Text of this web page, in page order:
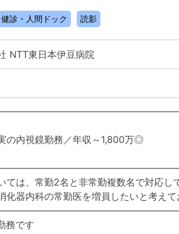
健診・人間ドック 読影
NTT東日本伊豆病院
の内視鏡勤務／年収～1,800万◎
ては、常勤2名と非常勤複数名で対応し
化器内科の常勤医を増員したいと考えて
務です